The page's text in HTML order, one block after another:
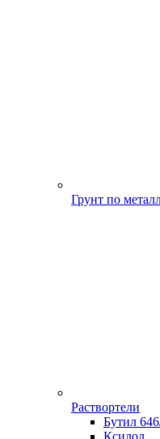
Грунт по
Раствортели
Бутил
Ксилол